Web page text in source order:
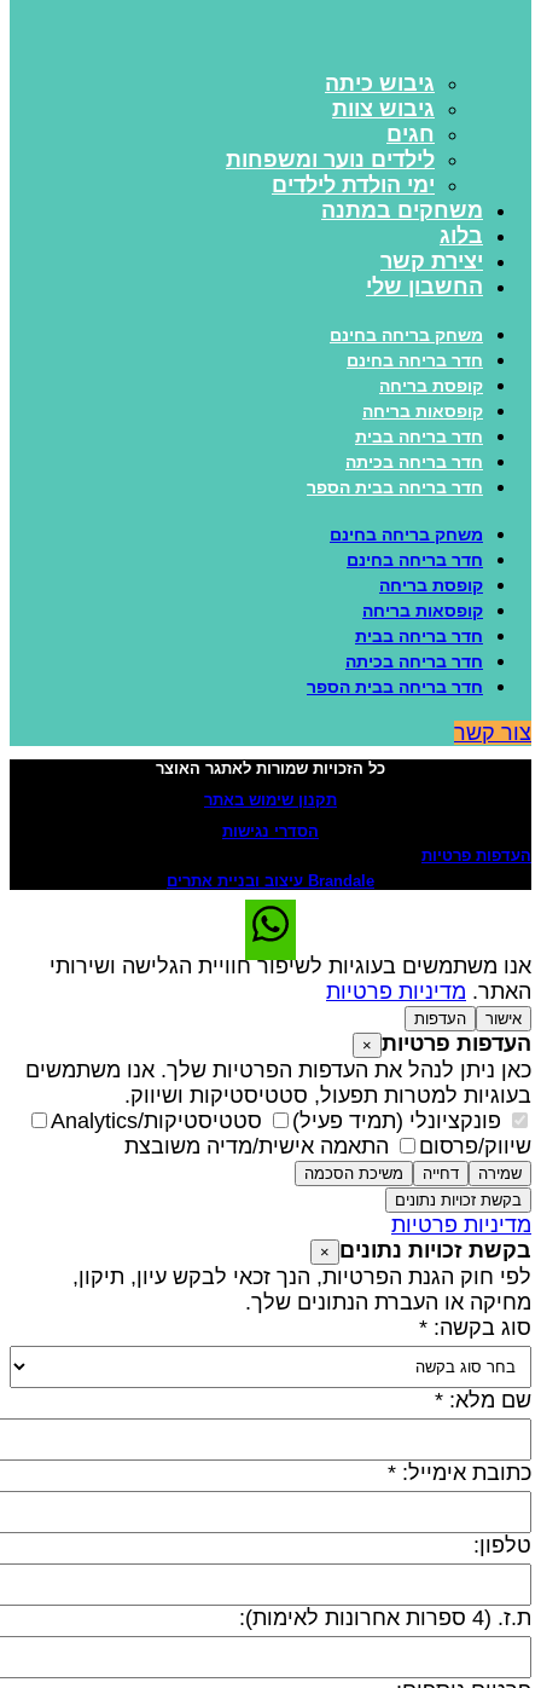
גיבוש כיתה
גיבוש צוות
חגים
לילדים נוער ומשפחות
ימי הולדת לילדים
משחקים במתנה
בלוג
יצירת קשר
החשבון שלי
משחק בריחה בחינם
חדר בריחה בחינם
קופסת בריחה
קופסאות בריחה
חדר בריחה בבית
חדר בריחה בכיתה
חדר בריחה בבית הספר
משחק בריחה בחינם
חדר בריחה בחינם
קופסת בריחה
קופסאות בריחה
חדר בריחה בבית
חדר בריחה בכיתה
חדר בריחה בבית הספר
קשר
כל הזכויות שמורות לאתגר האוצר
תקנון שימוש באתר
הסדרי נגישות
פרטיות
Brandale עיצוב ובניית אתרים
משתמשים בעוגיות לשיפור חוויית הגלישה ושירותי
מדיניות פרטיות
אישור העדפות
פרטיות ×
ניתן לנהל את העדפות הפרטיות שלך. אנו משתמשים
למטרות תפעול, סטטיסטיקות ושיווק.
פונקציונלי (תמיד פעיל)
סטטיסטיקות/Analytics
פרסום
התאמה אישית/מדיה משובצת
שמירה דחייה
משיכת הסכמה
בקשת זכויות נתונים
פרטיות
זכויות נתונים
חוק הגנת הפרטיות, הנך זכאי לבקש עיון, תיקון,
או העברת הנתונים שלך.
בקשה: *
מלא: *
אימייל: *
ספרות אחרונות לאימות):